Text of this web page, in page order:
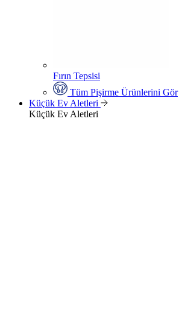
Fırın Tepsisi
Tüm Pişirme Ürünlerini Gör
Küçük Ev Aletleri
Küçük Ev Aletleri